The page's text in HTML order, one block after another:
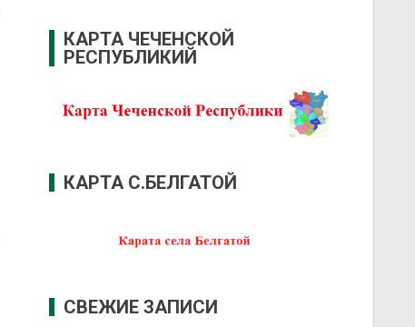
КАРТА ЧЕЧЕНСКОЙ
РЕСПУБЛИКИЙ
КАРТА С.БЕЛГАТОЙ
СВЕЖИЕ ЗАПИСИ